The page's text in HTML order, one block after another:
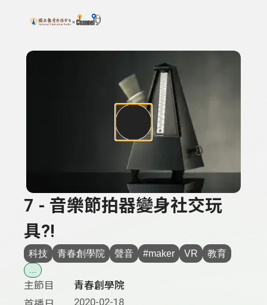
上方功能區塊
搜尋關鍵字：可輸入節目名稱、主持人或關鍵字
7 - 音樂節拍器變身社交玩
具?!
科技 青春創學院 聲音 #maker VR 教育
主節目
青春創學院
2020-02-18